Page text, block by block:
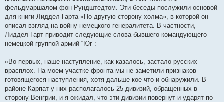
фельдмаршалом фон Рундштедтом. Эти беседы послужили основой
для книги Лиддел-Гарта «По другую сторону холма», в которой он
описал взгляд на войну немецкого генералитета. В частности,
Лиддел-Гарт приводит следующие слова бывшего командующего
немецкой группой армий “Юг”:
«Во-первых, наше наступление, как казалось, застало русских
врасплох. На моем участке фронта мы не заметили признаков
готовящегося наступления, хотя дальше кое-что и обнаружили. В
районе Карпат у них располагалось 25 дивизий, обращенных в
сторону Венгрии, и я ожидал, что эти дивизии повернут и ударят по